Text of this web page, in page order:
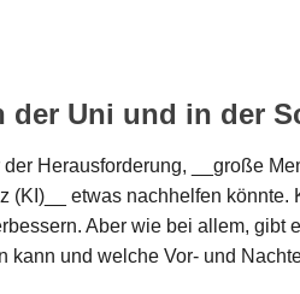
der Uni und in der
Herausforderung, __große
etwas nachhelfen
Aber wie bei allem, gibt
und welche Vor- und